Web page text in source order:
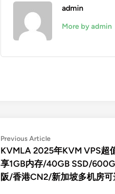
admin
More by admin
文
章
导
航
Previous ArticlePrevious
article:
KVMLA 2025年KVM VPS超
享1GB内存/40GB SSD/
阪/香港CN2/新加坡多机房可